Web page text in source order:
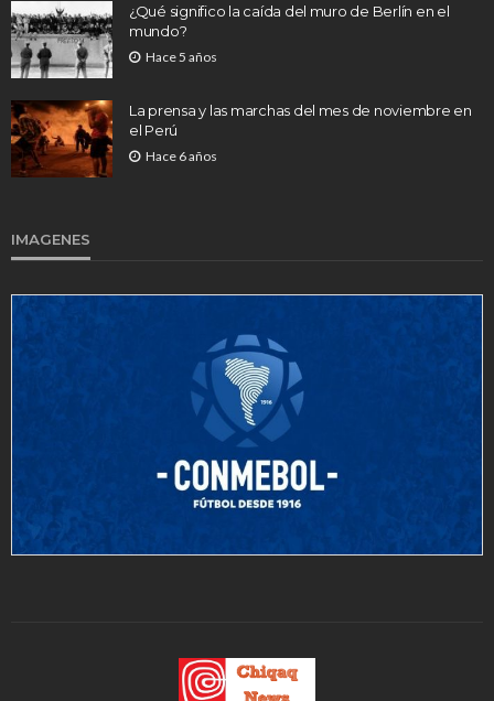
¿Qué significo la caída del muro de Berlín en el
mundo?
Hace 5 años
La prensa y las marchas del mes de noviembre en
el Perú
Hace 6 años
IMAGENES